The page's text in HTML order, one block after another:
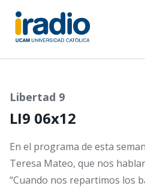
Pasar
contenido
principal
Libertad 9
LI9 06x12
En el programa de esta
Teresa Mateo, que nos
“Cuando nos repartimos los